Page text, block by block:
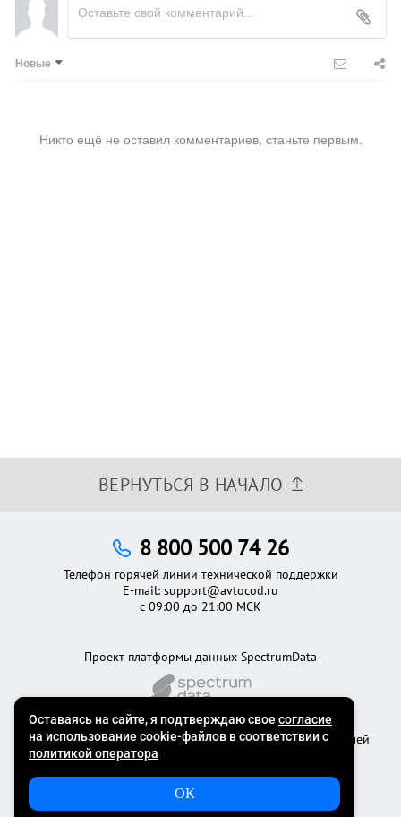
Новые
Никто ещё не оставил комментариев, станьте первым.
ВЕРНУТЬСЯ В НАЧАЛО
©2012 - 2026Официальный сервис проверки автомобилей
Проект платформы данных SpectrumData
8 800 500 74 26
Телефон горячей линии технической поддержки
E-mail: support@avtocod.ru
с 09:00 до 21:00 МСК